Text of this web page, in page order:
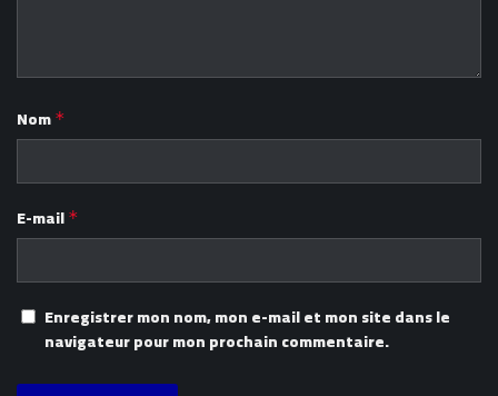
Nom *
E-mail *
Enregistrer mon nom, mon e-mail et mon site dans le
navigateur pour mon prochain commentaire.